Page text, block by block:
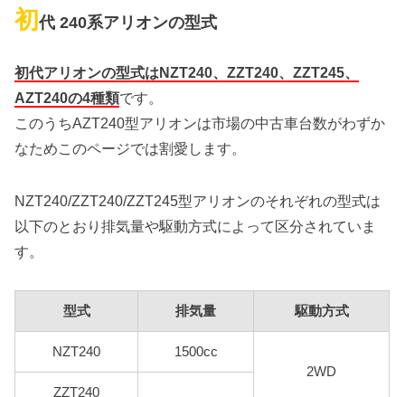
初代 240系アリオンの型式
初代アリオンの型式はNZT240、ZZT240、ZZT245、
AZT240の4種類です。
このうちAZT240型アリオンは市場の中古車台数がわずか
なためこのページでは割愛します。
NZT240/ZZT240/ZZT245型アリオンのそれぞれの型式は
以下のとおり排気量や駆動方式によって区分されていま
す。
型式 排気量 駆動方式
NZT240
1500cc
2WD
ZZT240